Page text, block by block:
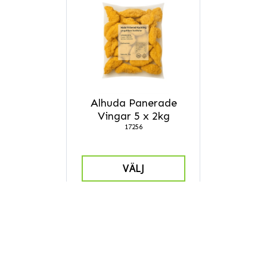
Alhuda Panerade
Vingar 5 x 2kg
17256
VÄLJ